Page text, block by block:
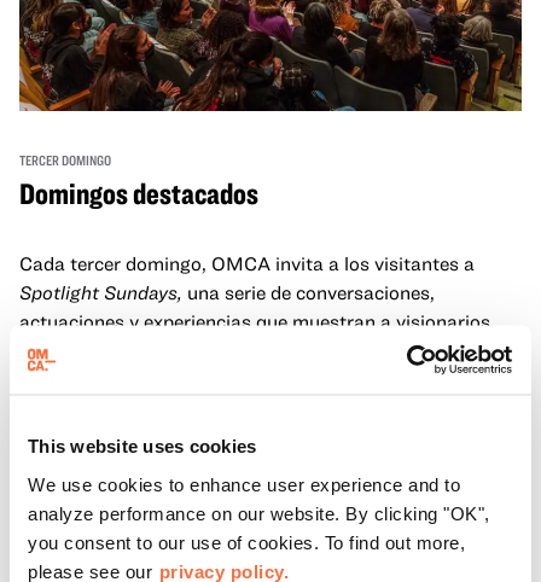
This website uses cookies
We use cookies to enhance user experience and to
analyze performance on our website. By clicking "OK",
you consent to our use of cookies. To find out more,
please see our privacy policy.
TERCER DOMINGO
Domingos destacados
Cada tercer domingo, OMCA invita a los visitantes a
Spotlight Sundays, una serie de conversaciones,
actuaciones y experiencias que muestran a visionarios
californianos.
Más información